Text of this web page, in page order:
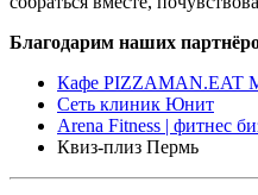
Благодарим наших
Кафе PIZZAMAN.EAT
Сеть клиник Юнит
Arena Fitness | фитнес
Квиз-плиз Пермь